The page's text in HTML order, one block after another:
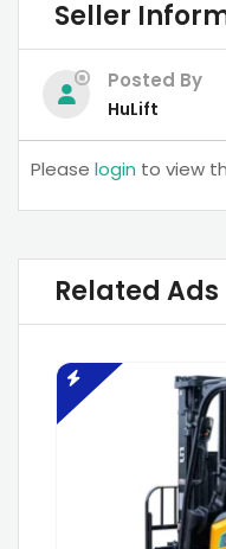
Seller
Posted By
HuLift
Please login to view
Related Ads